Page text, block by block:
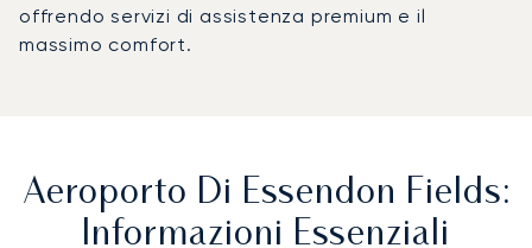
offrendo servizi di assistenza premium e il
massimo comfort.
Aeroporto Di Essendon Fields:
Informazioni Essenziali